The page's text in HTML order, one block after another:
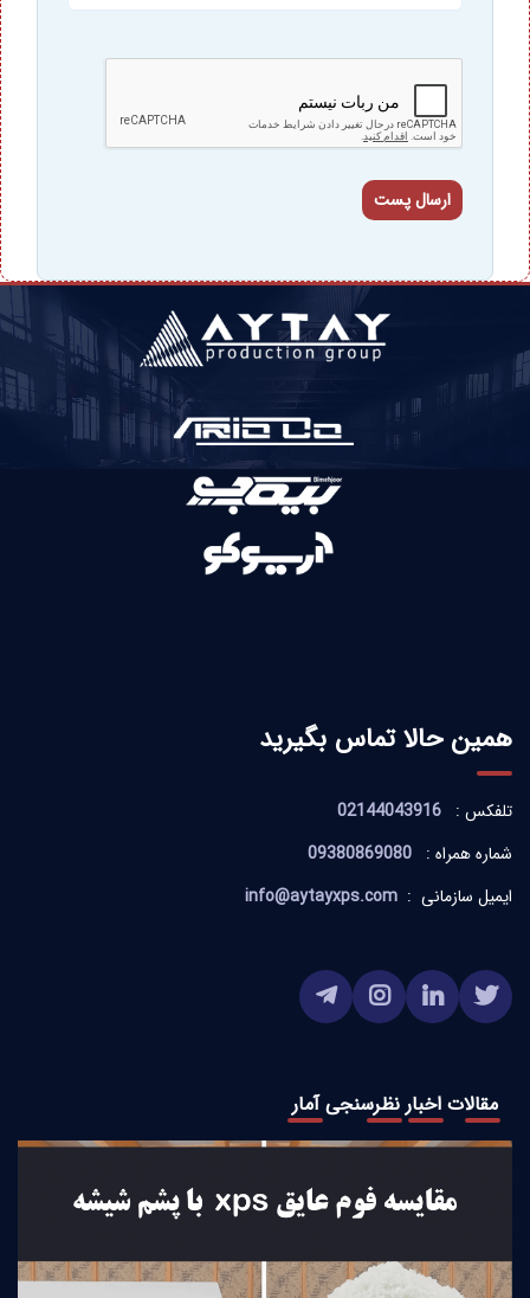
ارسال پست
همین حالا تماس بگیرید
تلفکس : 02144043916
شماره همراه : 09380869080
ایمیل سازمانی : info@aytayxps.com
مقالات اخبارنظرسنجیآمار